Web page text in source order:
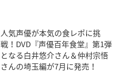
人気声優が本気の食レポに挑
戦！DVD『声優百年食堂』第1弾
となる白井悠介さん＆仲村宗悟
さんの埼玉編が7月に発売！